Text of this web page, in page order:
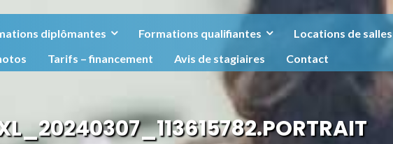
diplômantes Formations qualifiantes Locations de salles
Tarifs – financement Avis de stagiaires Contact